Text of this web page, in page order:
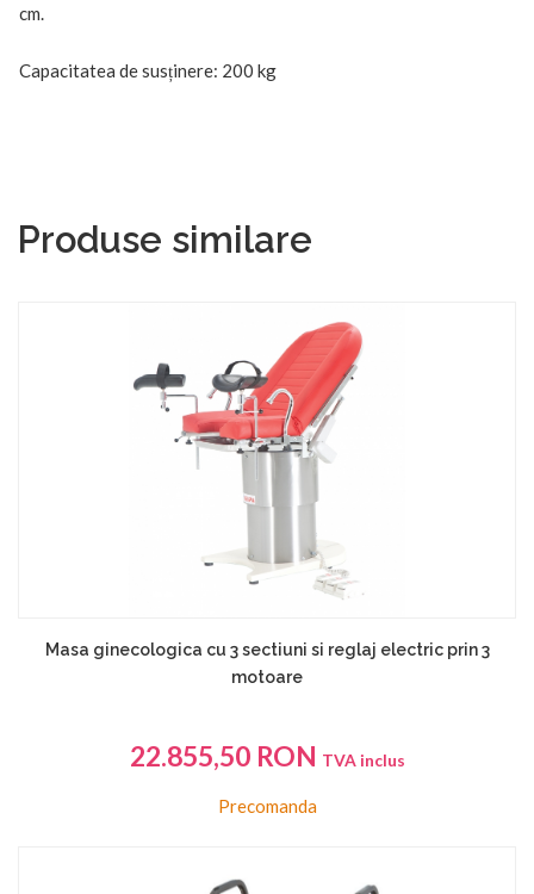
cm.
Capacitatea de susținere: 200 kg
Produse similare
Masa ginecologica cu 3 sectiuni si reglaj electric prin 3
motoare
22.855,50 RON TVA inclus
Precomanda